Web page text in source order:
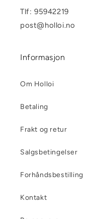
Tlf: 95942219
post@holloi.no
Informasjon
Om Holloi
Betaling
Frakt og retur
Salgsbetingelser
Forhåndsbestilling
Kontakt